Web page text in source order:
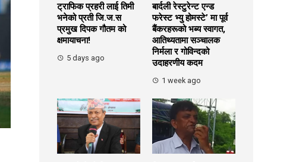
ट्राफिक प्रहरी लाई तिमी
भनेको प्रती जि.ज.स
प्रमुख दिपक गौतम को
क्षमायाचना!
5 days ago
बार्दली रेस्टुरेन्ट एन्ड
फरेस्ट भ्यु होमस्टे’ मा पूर्व
बैंकरहरूको भब्य स्वागत,
आतिथ्यतामा सञ्चालक
निर्मला र गोविन्दको
उदाहरणीय कदम
1 week ago